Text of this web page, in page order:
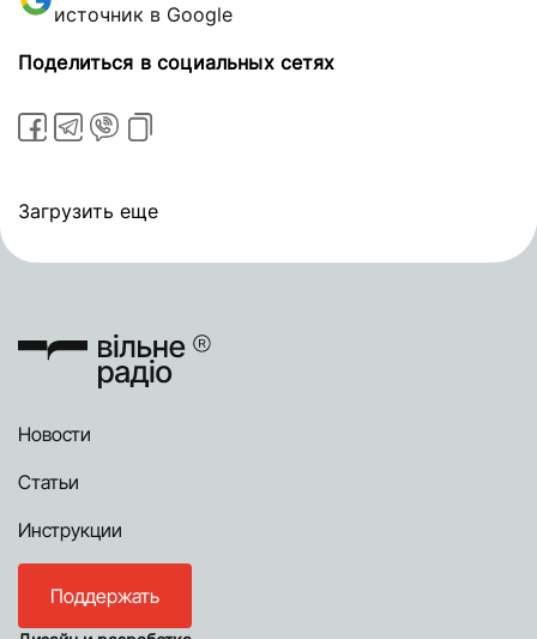
источник в Google
Поделиться в социальных сетях
Загрузить еще
Новости
Статьи
Инструкции
Поддержать